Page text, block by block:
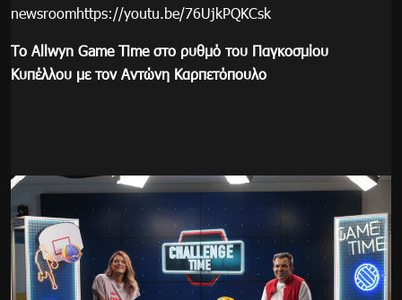
newsroomhttps://youtu.be/76UjkPQKCsk
Το Allwyn Game Time στο ρυθμό του Παγκοσμίου
Κυπέλλου με τον Αντώνη Καρπετόπουλο